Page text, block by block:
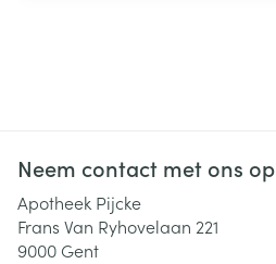
Neem contact met ons op
Apotheek Pijcke
Frans Van Ryhovelaan 221
9000 Gent